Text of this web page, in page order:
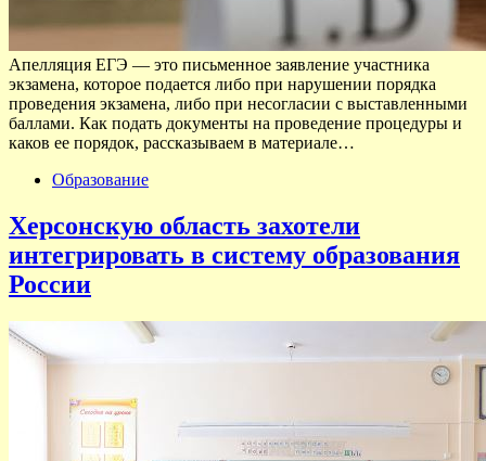
Апелляция ЕГЭ — это письменное заявление участника
экзамена, которое подается либо при нарушении порядка
проведения экзамена, либо при несогласии с выставленными
баллами. Как подать документы на проведение процедуры и
каков ее порядок, рассказываем в материале…
Образование
Херсонскую область захотели
интегрировать в систему образования
России